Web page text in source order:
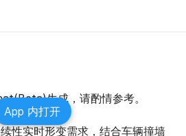
生成，请酌情参考。
性实时形变需求，结合车辆撞墙
App 内打开